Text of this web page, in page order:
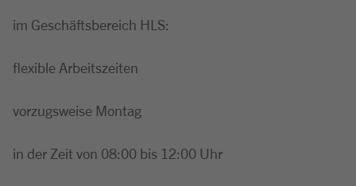
im Geschäftsbereich HLS:
flexible Arbeitszeiten
vorzugsweise Montag
in der Zeit von 08:00 bis 12:00 Uhr